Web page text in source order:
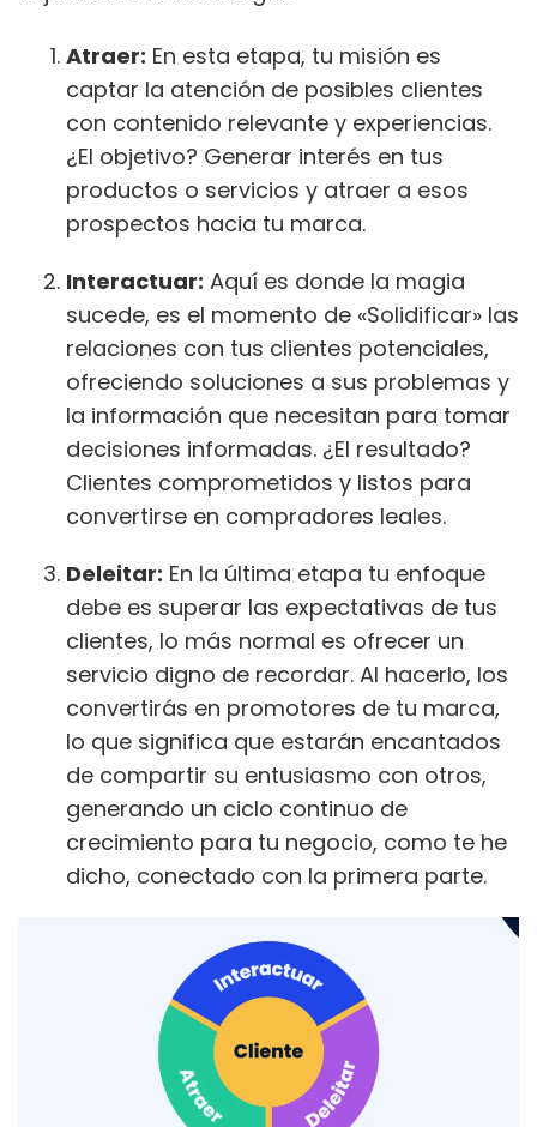
Atraer: En esta etapa, tu misión es
captar la atención de posibles clientes
con contenido relevante y experiencias.
¿El objetivo? Generar interés en tus
productos o servicios y atraer a esos
prospectos hacia tu marca.
Interactuar: Aquí es donde la magia
sucede, es el momento de «Solidificar» las
relaciones con tus clientes potenciales,
ofreciendo soluciones a sus problemas y
la información que necesitan para tomar
decisiones informadas. ¿El resultado?
Clientes comprometidos y listos para
convertirse en compradores leales.
Deleitar: En la última etapa tu enfoque
debe es superar las expectativas de tus
clientes, lo más normal es ofrecer un
servicio digno de recordar. Al hacerlo, los
convertirás en promotores de tu marca,
lo que significa que estarán encantados
de compartir su entusiasmo con otros,
generando un ciclo continuo de
crecimiento para tu negocio, como te he
dicho, conectado con la primera parte.